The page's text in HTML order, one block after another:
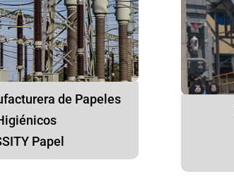
de Papeles
Papel